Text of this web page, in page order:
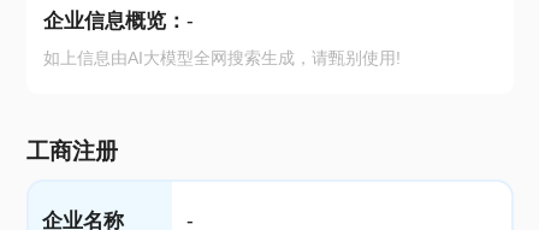
企业信息概览： -
如上信息由AI大模型全网搜索生成，请甄别使用!
工商注册
企业名称 -